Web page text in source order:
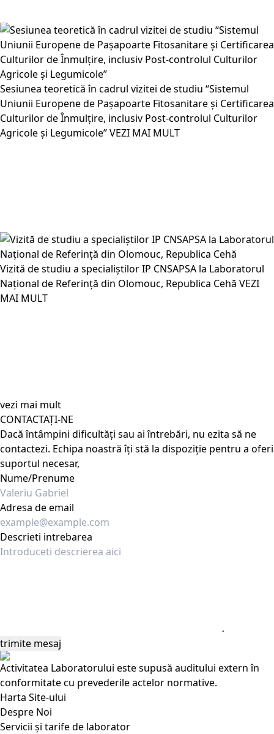
Sesiunea teoretică în cadrul vizitei de studiu “Sistemul
Uniunii Europene de Pașapoarte Fitosanitare și Certificarea
Culturilor de Înmulțire, inclusiv Post-controlul Culturilor
Agricole și Legumicole”VEZI MAI MULT
Vizită de studiu a specialiștilor IP CNSAPSA la Laboratorul
Național de Referință din Olomouc, Republica Cehă VEZI
MAI MULT
vezi mai mult
CONTACTAȚI-NE
Dacă întâmpini dificultăți sau ai întrebări, nu ezita să ne
contactezi. Echipa noastră îți stă la dispoziție pentru a oferi
suportul necesar,
Nume/Prenume
Adresa de email
Descrieti intrebarea
Activitatea Laboratorului este supusă auditului extern în
conformitate cu prevederile actelor normative.
Harta Site-ului
Despre Noi
Servicii și tarife de laborator